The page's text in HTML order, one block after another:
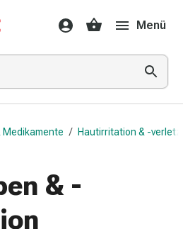
Menü
Medikamente / Hautirritation & -
& -